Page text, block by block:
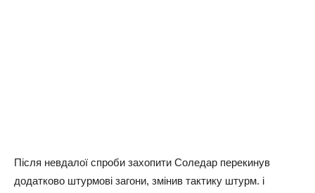
Після невдалої спроби захопити Соледар перекинув
додатково штурмові загони, змінив тактику штурм. i